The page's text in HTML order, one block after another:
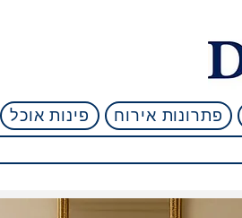
פתרונות אירוח פינות אוכל